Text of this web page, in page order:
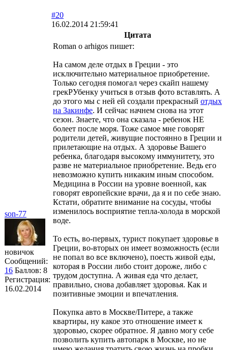
son-77
новичок
Сообщений:
16 Баллов: 8
Регистрация:
16.02.2014
#20
16.02.2014 21:59:41
Цитата
Roman o arhigos пишет:
На самом деле отдых в Греции - это
исключительно материальное приобретение.
Только сегодня помогал через скайп нашему
грекРУбенку учиться в отзыв фото вставлять. А
до этого мы с ней ей создали прекрасный отдых
на Закинфе. И сейчас начнем снова на этот
сезон. Знаете, что она сказала - ребенок НЕ
болеет после моря. Тоже самое мне говорят
родители детей, живущие постоянно в Греции и
прилетающие на отдых. А здоровье Вашего
ребенка, благодаря высокому иммунитету, это
разве не материальное приобретение. Ведь его
невозможно купить никаким иным способом.
Медицина в России на уровне военной, как
говорят европейские врачи, да я и по себе знаю.
Кстати, обратите внимание на сосуды, чтобы
изменилось восприятие тепла-холода в морской
воде.
То есть, во-первых, турист покупает здоровье в
Греции, во-вторых он имеет возможность (если
не попал во все включено), поесть живой еды,
которая в России либо стоит дороже, либо с
трудом доступна. А живая еда что делает,
правильно, снова добавляет здоровья. Как и
позитивные эмоции и впечатления.
Покупка авто в Москве/Питере, а также
квартиры, ну какое это отношение имеет к
здоровью, скорее обратное. Я давно могу себе
позволить купить автопарк в Москве, но не